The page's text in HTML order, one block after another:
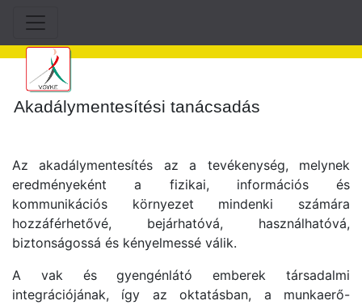
Akadálymentesítési tanácsadás
Az akadálymentesítés az a tevékenység, melynek
eredményeként a fizikai, információs és
kommunikációs környezet mindenki számára
hozzáférhetővé, bejárhatóvá, használhatóvá,
biztonságossá és kényelmessé válik.
A vak és gyengénlátó emberek társadalmi
integrációjának, így az oktatásban, a munkaerő-